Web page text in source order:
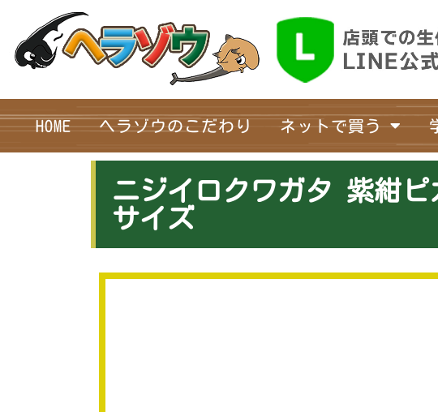
HOME ヘラゾウのこだわり ネットで買う
ニジイロクワガタ 紫紺ピ
サイズ